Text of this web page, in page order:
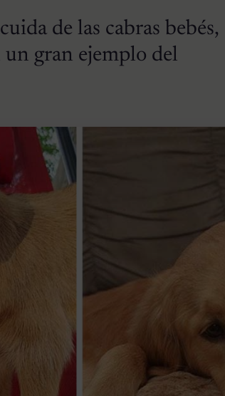
de las cabras bebés,
un gran ejemplo del